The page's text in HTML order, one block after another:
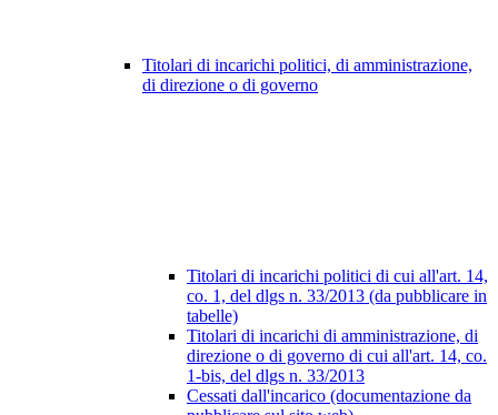
Titolari di incarichi politici, di amministrazione,
di direzione o di governo
Titolari di incarichi politici di cui all'art. 14,
co. 1, del dlgs n. 33/2013 (da pubblicare in
tabelle)
Titolari di incarichi di amministrazione, di
direzione o di governo di cui all'art. 14, co.
1-bis, del dlgs n. 33/2013
Cessati dall'incarico (documentazione da